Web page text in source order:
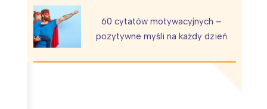
60 cytatów motywacyjnych –
pozytywne myśli na każdy dzień